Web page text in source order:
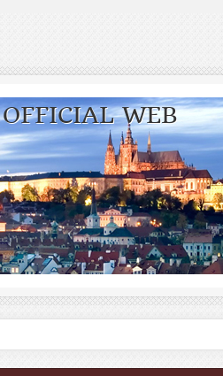
WEB